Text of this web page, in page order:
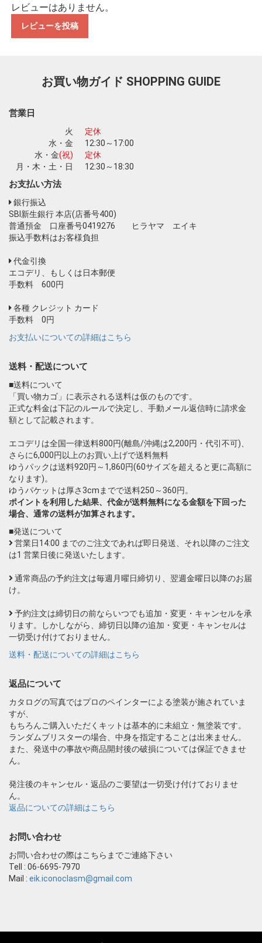
お買い物を続ける
レビューはありません。
レビューを投稿
お買い物ガイド SHOPPING GUIDE
営業日
火
定休
水・金
12:30～17:00
水・金(祝)
定休
月・木・土・日
12:30～18:30
お支払い方法
銀行振込
SBI新生銀行 本店(店番号400)
普通預金 口座番号0419276 ヒラヤマ エイキ
振込手数料はお客様負担
代金引換
エコデリ、もしくは日本郵便
手数料 600円
各種 クレジット カード
手数料 0円
お支払いについての詳細はこちら
送料・配送について
■送料について
「買い物カゴ」に表示される送料は仮のものです。
正式な料金は下記のルールで決定し、手動メール返信時に請求金
額として記載されます。
エコデリは全国一律送料800円(離島/沖縄は2,200円・代引不可)、
さらに6,000円以上のお買い上げで送料無料
ゆうパックは送料920円～1,860円(60サイズを超えると更に高額に
なります)。
ゆうパケットは厚さ3cmまでで送料250～360円。
ポイントを利用した結果、代金が送料無料になる金額を下回った
場合、通常の送料が加算されます。
■発送について
営業日14:00 までのご注文であれば即日発送、それ以降のご注文
は1 営業日後に発送いたします。
通常商品の予約注文は毎週月曜日締切り、翌週金曜日以降のお届
け。
予約注文は締切日の前ならいつでも追加・変更・キャンセルを承
ります。しかしながら、締切日以降の追加・変更・キャンセルは
一切受け付けておりません。
送料・配送についての詳細はこちら
返品について
カタログの写真ではプロのペインターによる塗装が施されていま
すが、
もちろんご購入いただくキットは基本的に未組立・無塗装です。
ランダムブリスターの場合、中身を指定することは出来ません。
また、発送中の事故や商品開封後の破損については保証できませ
ん。
発注後のキャンセル・返品のご要望は一切受け付けておりませ
ん。
返品についての詳細はこちら
お問い合わせ
お問い合わせの際はこちらまでご連絡下さい
Tell : 06-6695-7970
Mail : eik.iconoclasm@gmail.com